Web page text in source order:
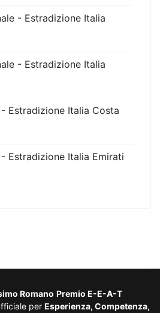
- Estradizione Italia
- Estradizione Italia
Estradizione Italia Costa
Estradizione Italia Emirati
Romano Premio E-E-A-T
per Esperienza, Competenza,